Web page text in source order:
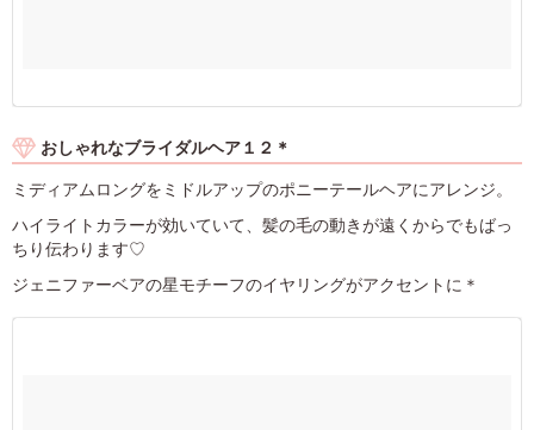
おしゃれなブライダルヘア１２＊
ミディアムロングをミドルアップのポニーテールヘアにアレンジ。
ハイライトカラーが効いていて、髪の毛の動きが遠くからでもばっ
ちり伝わります♡
ジェニファーベアの星モチーフのイヤリングがアクセントに＊